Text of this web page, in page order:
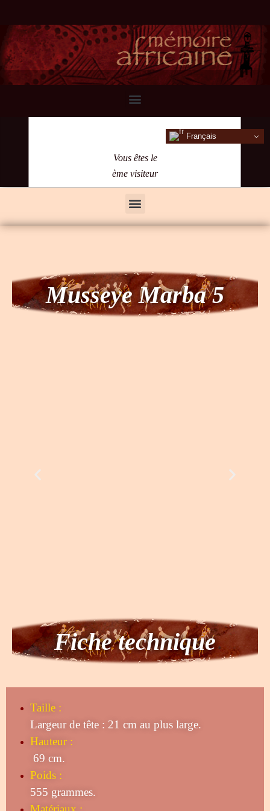
Français
Vous êtes le
ème visiteur
Musseye Marba 5
Fiche technique
Taille :
Largeur de tête : 21 cm au plus large.
Hauteur :
69 cm.
Poids :
555 grammes.